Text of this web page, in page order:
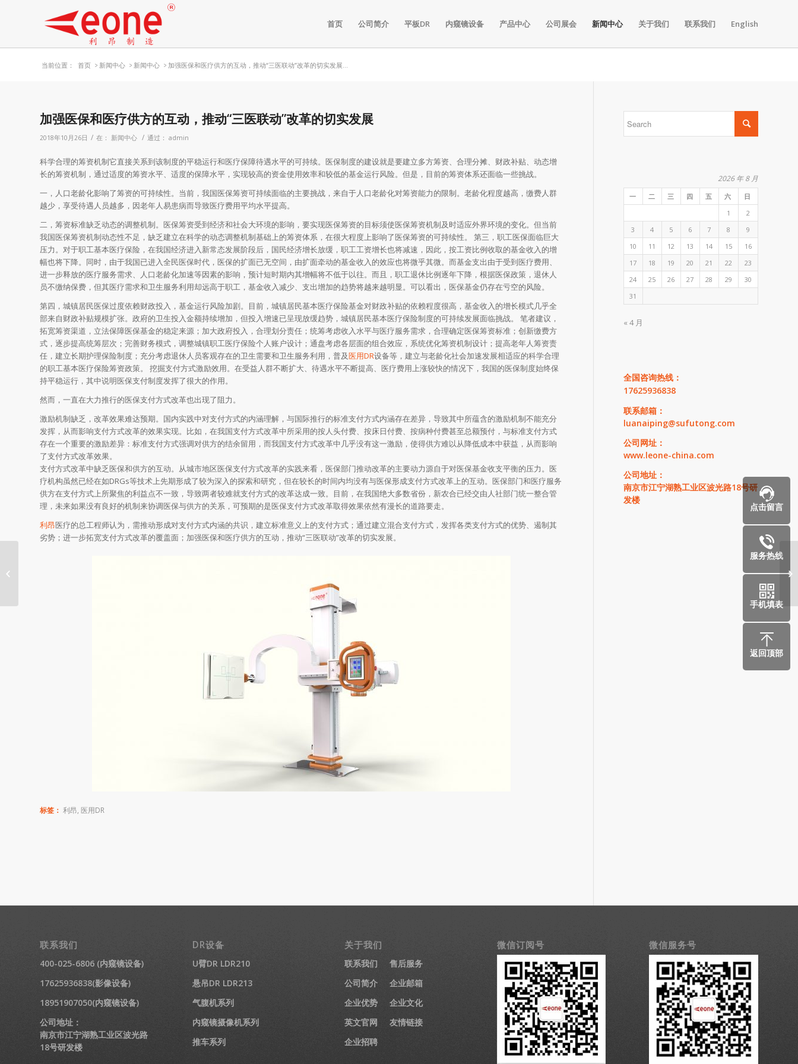
首页 公司简介 平板DR 内窥镜设备 产品中心 公司展会 新闻中心 关于我们 联系我们 English
当前位置： 首页 > 新闻中心 > 新闻中心 > 加强医保和医疗供方的互动，推动“三医联动”改革的切实发展...
加强医保和医疗供方的互动，推动“三医联动”改革的切实发展
2018年10月26日 / 在： 新闻中心 / 通过： admin
科学合理的筹资机制它直接关系到该制度的平稳运行和医疗保障待遇水平的可持续。医保制度的建设就是要建立多方筹资、合理分摊、财政补贴、动态增
长的筹资机制，通过适度的筹资水平、适度的保障水平，实现较高的资金使用效率和较低的基金运行风险。但是，目前的筹资体系还面临一些挑战。
一，人口老龄化影响了筹资的可持续性。当前，我国医保筹资可持续面临的主要挑战，来自于人口老龄化对筹资能力的限制。老龄化程度越高，缴费人群
越少，享受待遇人员越多，因老年人易患病而导致医疗费用平均水平提高。
二，筹资标准缺乏动态的调整机制。医保筹资受到经济和社会大环境的影响，要实现医保筹资的目标须使医保筹资机制及时适应外界环境的变化。但当前
我国医保筹资机制动态性不足，缺乏建立在科学的动态调整机制基础上的筹资体系，在很大程度上影响了医保筹资的可持续性。 第三，职工医保面临巨大
压力。对于职工基本医疗保险，在我国经济进入新常态发展阶段后，国民经济增长放缓，职工工资增长也将减速，因此，按工资比例收取的基金收入的增
幅也将下降。同时，由于我国已进入全民医保时代，医保的扩面已无空间，由扩面牵动的基金收入的效应也将微乎其微。而基金支出由于受到医疗费用、
进一步释放的医疗服务需求、人口老龄化加速等因素的影响，预计短时期内其增幅将不低于以往。而且，职工退休比例逐年下降，根据医保政策，退休人
员不缴纳保费，但其医疗需求和卫生服务利用却远高于职工，基金收入减少、支出增加的趋势将越来越明显。可以看出，医保基金仍存在亏空的风险。
第四，城镇居民医保过度依赖财政投入，基金运行风险加剧。目前，城镇居民基本医疗保险基金对财政补贴的依赖程度很高，基金收入的增长模式几乎全
部来自财政补贴规模扩张。政府的卫生投入金额持续增加，但投入增速已呈现放缓趋势，城镇居民基本医疗保险制度的可持续发展面临挑战。 笔者建议，
拓宽筹资渠道，立法保障医保基金的稳定来源；加大政府投入，合理划分责任；统筹考虑收入水平与医疗服务需求，合理确定医保筹资标准；创新缴费方
式，逐步提高统筹层次；完善财务模式，调整城镇职工医疗保险个人账户设计；通盘考虑各层面的组合效应，系统优化筹资机制设计；提高老年人筹资责
任，建立长期护理保险制度；充分考虑退休人员客观存在的卫生需要和卫生服务利用，普及医用DR设备等，建立与老龄化社会加速发展相适应的科学合理
的职工基本医疗保险筹资政策。 挖掘支付方式激励效用。在受益人群不断扩大、待遇水平不断提高、医疗费用上涨较快的情况下，我国的医保制度始终保
持平稳运行，其中说明医保支付制度发挥了很大的作用。
然而，一直在大力推行的医保支付方式改革也出现了阻力。
激励机制缺乏，改革效果难达预期。国内实践中对支付方式的内涵理解，与国际推行的标准支付方式内涵存在差异，导致其中所蕴含的激励机制不能充分
发挥，从而影响支付方式改革的效果实现。比如，在我国支付方式改革中所采用的按人头付费、按床日付费、按病种付费甚至总额预付，与标准支付方式
存在一个重要的激励差异：标准支付方式强调对供方的结余留用，而我国支付方式改革中几乎没有这一激励，使得供方难以从降低成本中获益，从而影响
了支付方式改革效果。
支付方式改革中缺乏医保和供方的互动。从城市地区医保支付方式改革的实践来看，医保部门推动改革的主要动力源自于对医保基金收支平衡的压力。医
疗机构虽然已经在如DRGs等技术上先期形成了较为深入的探索和研究，但在较长的时间内均没有与医保形成支付方式改革上的互动。医保部门和医疗服务
供方在支付方式上所聚焦的利益点不一致，导致两者较难就支付方式的改革达成一致。目前，在我国绝大多数省份，新农合已经交由人社部门统一整合管
理，未来如果没有良好的机制来协调医保与供方的关系，可预期的是医保支付方式改革取得效果依然有漫长的道路要走。
利昂医疗的总工程师认为，需推动形成对支付方式内涵的共识，建立标准意义上的支付方式；通过建立混合支付方式，发挥各类支付方式的优势、遏制其
劣势；进一步拓宽支付方式改革的覆盖面；加强医保和医疗供方的互动，推动“三医联动”改革的切实发展。
标签： 利昂, 医用DR
2026 年 8 月
一 二 三 四 五 六
日
1
2
3
4 5 6 7 8
9
10
11 12 13 14 15
16
17
18 19 20 21 22
23
24
25 26 27 28 29
30
31
« 4 月
全国咨询热线：
17625936838
联系邮箱：
luanaiping@sufutong.com
公司网址：
www.leone-china.com
公司地址：
南京市江宁湖熟工业区波光路18号研
发楼
联系我们
400-025-6806 (内窥镜设备)
17625936838(影像设备)
18951907050(内窥镜设备)
公司地址：
南京市江宁湖熟工业区波光路
18号研发楼
DR设备
U臂DR LDR210
悬吊DR LDR213
气腹机系列
内窥镜摄像机系列
推车系列
关于我们
联系我们
售后服务
公司简介
企业邮箱
企业优势
企业文化
英文官网
友情链接
企业招聘
微信订阅号 微信服务号
点击留言
服务热线
手机填表
返回顶部